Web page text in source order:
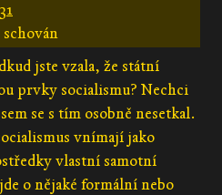
jste vzala, že státní
prvky socialismu? Nechci
se s tím osobně nesetkal.
vnímají jako
vlastní samotní
o nějaké formální nebo